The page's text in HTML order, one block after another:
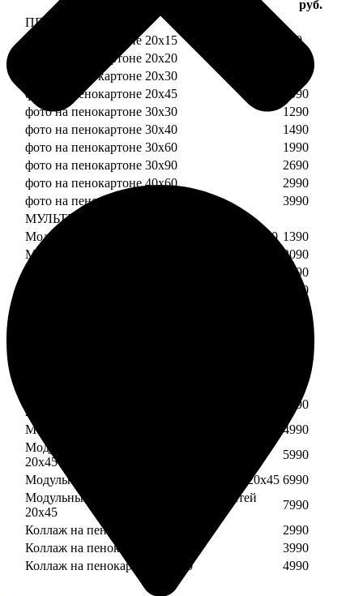
руб.
ПЕНОКАРТОН
фото на пенокартоне 20х15
690
фото на пенокартоне 20х20
фото на пенокартоне 20х30
фото на пенокартоне 20х45
1090
фото на пенокартоне 30х30
1290
фото на пенокартоне 30х40
1490
фото на пенокартоне 30х60
1990
фото на пенокартоне 30х90
2690
фото на пенокартоне 40х60
2990
фото на пенокартоне 50х70
3990
МУЛЬТИПЕНОКАРТОН
Модульный пенокартон из двух частей 20х20 1390
Модульный пенокартон из трех частей 20х20
2090
1590
2390
2990
20х45
3990
Модульный пенокартон из пяти частей 20х45
4990
Модульный пенокартон из шести частей
20х45
5990
Модульный пенокартон из семи частей 20х45 6990
Модульный пенокартон из восьми частей
20х45
7990
Коллаж на пенокартоне 30х30
2990
Коллаж на пенокартоне 30х60
3990
Коллаж на пенокартоне 30х90
4990